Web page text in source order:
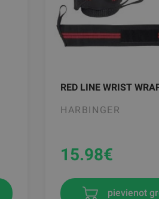
RED LINE WRIST
HARBINGER
15.98€
pievienot